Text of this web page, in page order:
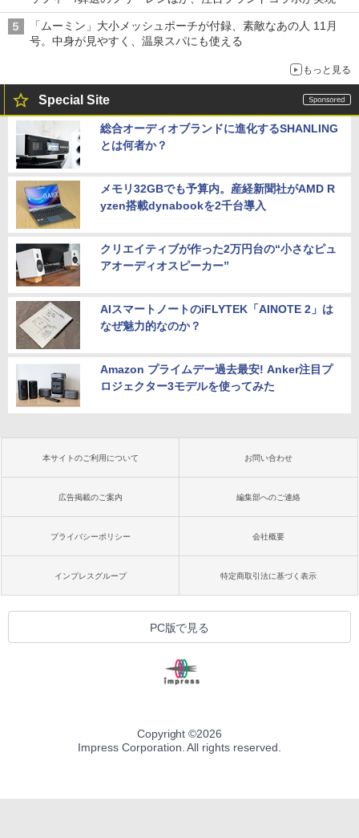
「ムーミン」大小メッシュポーチが付録、素敵なあの人 11月
号。中身が見やすく、温泉スパにも使える
もっと見る
Special Site
総合オーディオブランドに進化するSHANLING
とは何者か？
メモリ32GBでも予算内。産経新聞社がAMD R
yzen搭載dynabookを2千台導入
クリエイティブが作った2万円台の“小さなピュ
アオーディオスピーカー”
AIスマートノートのiFLYTEK「AINOTE 2」は
なぜ魅力的なのか？
Amazon プライムデー過去最安! Anker注目プ
ロジェクター3モデルを使ってみた
本サイトのご利用について お問い合わせ
広告掲載のご案内 編集部へのご連絡
プライバシーポリシー 会社概要
インプレスグループ 特定商取引法に基づく表示
PC版で見る
Copyright ©2026
Impress Corporation. All rights reserved.